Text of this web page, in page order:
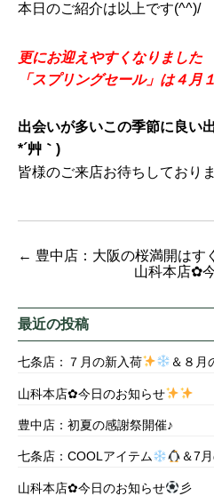
本日のご紹介は以上です(^^)/
更にお迎えやすくなりました
「スプリングセール」は４月
出会いが多いこの季節に良い
*´艸｀)
皆様のご来店お待ちしており
← 豊中店：大阪の桜満開はす
山科本店✿
最近の投稿
七条店：７月の新入荷 ＆８月
山科本店✿今日のお知らせ
豊中店：初夏の感謝祭開催♪
七条店：COOLアイテム ＆7
山科本店✿今日のお知らせ 彡